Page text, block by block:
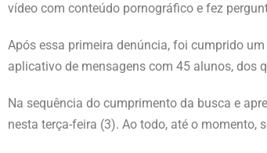
vídeo com conteúdo pornográfico e fez
Após essa primeira denúncia, foi cumprido
aplicativo de mensagens com 45 alunos, dos
Na sequência do cumprimento da busca e
nesta terça-feira (3). Ao todo, até o momento,